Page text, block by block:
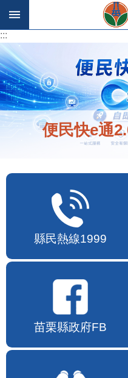
跳到主要內容區塊
:::
:::
便民快e通
縣民熱線1999
苗栗縣政府FB